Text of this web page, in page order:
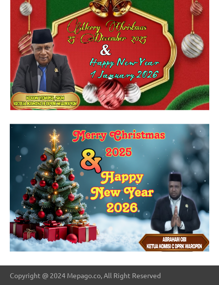
Copyright @ 2024 Mepago.co, All Right Reserved